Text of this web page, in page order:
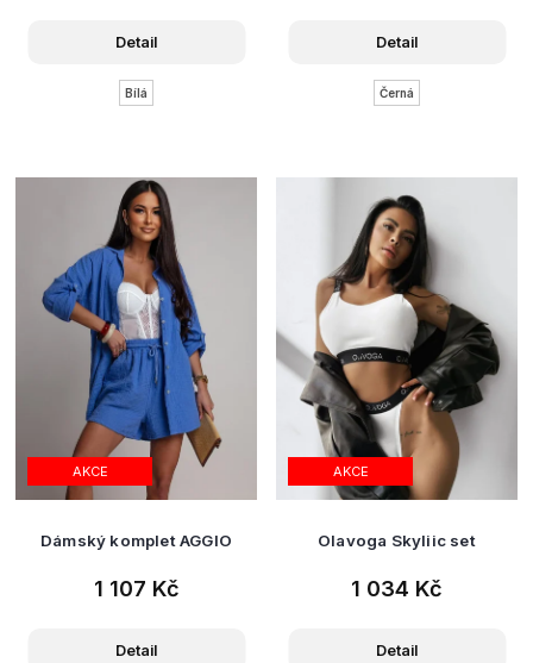
Detail
Bílá
Detail
Černá
AKCE
Dámský komplet AGGIO
1 107 Kč
Detail
AKCE
Olavoga Skyliic set
1 034 Kč
Detail